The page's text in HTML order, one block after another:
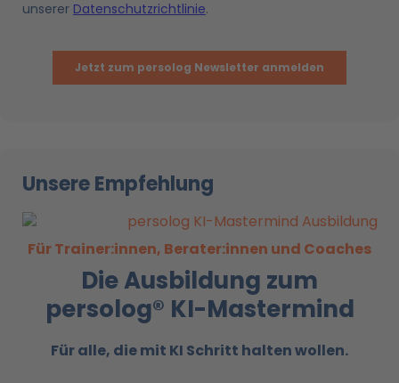
Unsere Empfehlung
Für Trainer:innen, Berater:innen und Coaches
Die Ausbildung zum
persolog® KI-Mastermind
Für alle, die mit KI Schritt halten wollen.